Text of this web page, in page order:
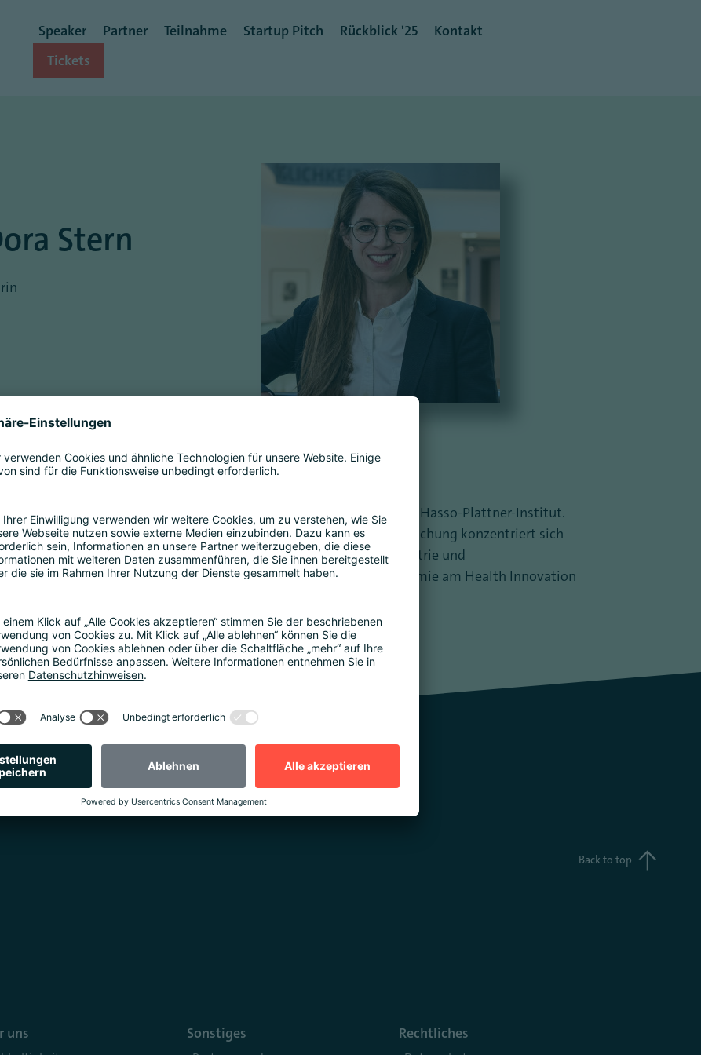
Stern
Humboldt-Professorin für Digital Health, Economics & Policy am Hasso-Plattner-Institut.
Jahre als Professorin an der Harvard Business School. Ihre Forschung konzentriert sich
im Gesundheitswesen, wobei sie Methoden aus der Ökonometrie und
bis 2021 war Ariel Direktorin für Internationale Gesundheitsökonomie am Health Innovation
Bundesministeriums für Gesundheit.
Back to top
uns Sonstiges Rechtliches
Benutzermenü
Speaker Partner Teilnahme Startup Pitch Rückblick '25
Kontakt
Tickets